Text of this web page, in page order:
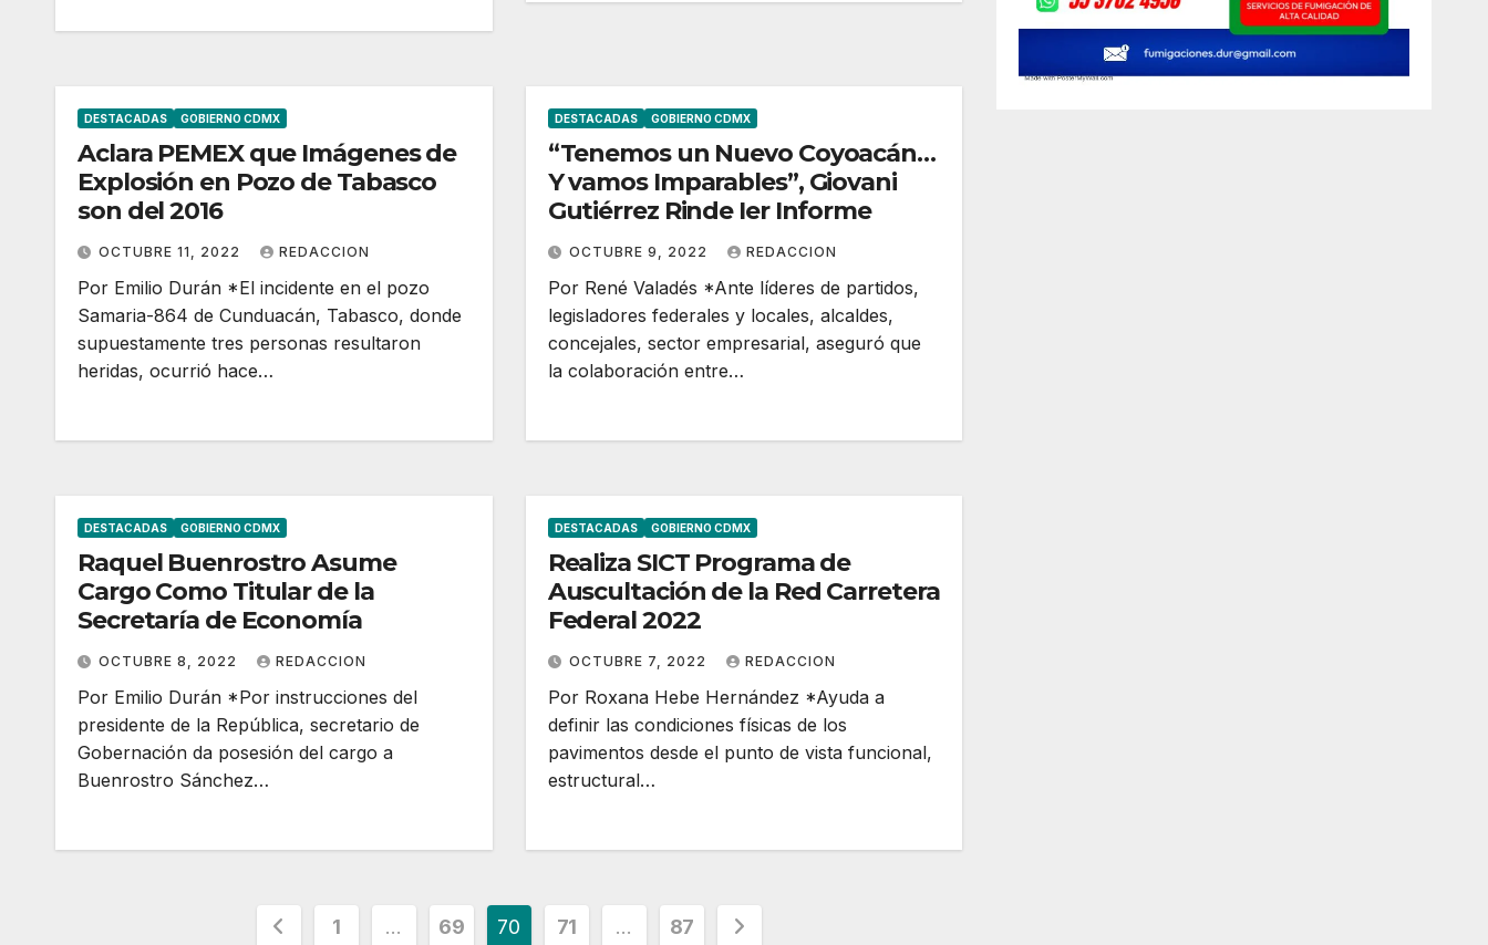
DESTACADAS GOBIERNO CDMX
Aclara PEMEX que Imágenes de
Explosión en Pozo de Tabasco
son del 2016
OCTUBRE 11, 2022 REDACCION
Por Emilio Durán *El incidente en el pozo
Samaria-864 de Cunduacán, Tabasco, donde
supuestamente tres personas resultaron
heridas, ocurrió hace…
DESTACADAS GOBIERNO CDMX
“Tenemos un Nuevo Coyoacán…
Y vamos Imparables”, Giovani
Gutiérrez Rinde Ier Informe
OCTUBRE 9, 2022 REDACCION
Por René Valadés *Ante líderes de partidos,
legisladores federales y locales, alcaldes,
concejales, sector empresarial, aseguró que
la colaboración entre…
DESTACADAS GOBIERNO CDMX
Raquel Buenrostro Asume
Cargo Como Titular de la
Secretaría de Economía
OCTUBRE 8, 2022 REDACCION
Por Emilio Durán *Por instrucciones del
presidente de la República, secretario de
Gobernación da posesión del cargo a
Buenrostro Sánchez…
DESTACADAS GOBIERNO CDMX
Realiza SICT Programa de
Auscultación de la Red Carretera
Federal 2022
OCTUBRE 7, 2022 REDACCION
Por Roxana Hebe Hernández *Ayuda a
definir las condiciones físicas de los
pavimentos desde el punto de vista funcional,
estructural…
Paginación
1 … 69 70 71 … 87